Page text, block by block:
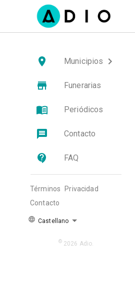
Municipios
Funerarias
Periódicos
Contacto
FAQ
Términos
Privacidad
Contacto
Castellano
© 2026 Adio.